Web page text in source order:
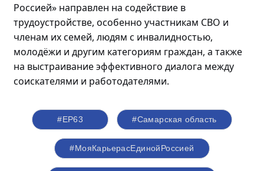
Россией» направлен на содействие в
трудоустройстве, особенно участникам СВО и
членам их семей, людям с инвалидностью,
молодёжи и другим категориям граждан, а также
на выстраивание эффективного диалога между
соискателями и работодателями.
#ЕР63 #Самарская область
#МояКарьерасЕдинойРоссией